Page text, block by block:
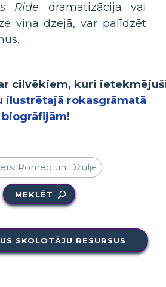
Ride dramatizācija vai
viņa dzejā, var palīdzēt
cilvēkiem, kuri
ilustrētajā rokasgrāmatā
biogrāfijām!
MEKLĒT
SKOLOTĀJU RESURSUS